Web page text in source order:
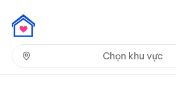
Chọn khu vực